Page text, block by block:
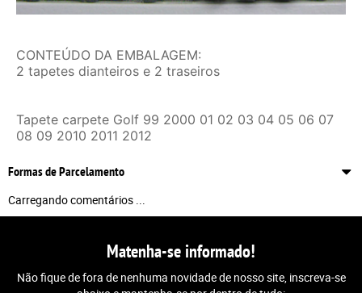
CONTEÚDO DA EMBALAGEM:
2 tapetes dianteiros e 2 traseiros
Tapete carpete Golf 99 2000 01 02 03 04 05 06 07
08 09 2010 2011 2012
Formas de Parcelamento
Carregando comentários ...
Matenha-se informado!
Não fique de fora de nenhuma novidade de nosso site, inscreva-se